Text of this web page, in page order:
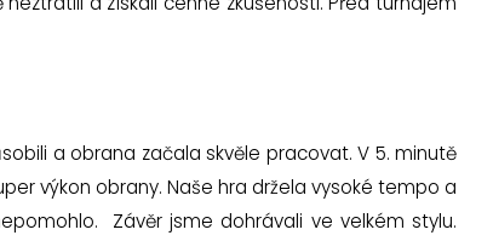
a obrana začala skvěle pracovat. V 5. minutě
výkon obrany. Naše hra držela vysoké tempo a
Závěr jsme dohrávali ve velkém stylu.